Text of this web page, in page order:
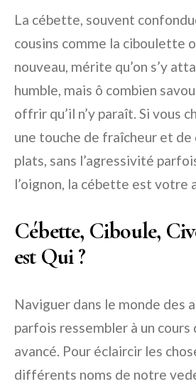
La cébette, souvent
cousins comme la ciboulette
nouveau, mérite qu’on s’y
humble, mais ô combien
offrir qu’il n’y paraît. Si vous
une touche de fraîcheur et
plats, sans l’agressivité
l’oignon, la cébette est votre
Cébette, Ciboule,
est Qui ?
Naviguer dans le monde des
parfois ressembler à un cours
avancé. Pour éclaircir les
différents noms de notre